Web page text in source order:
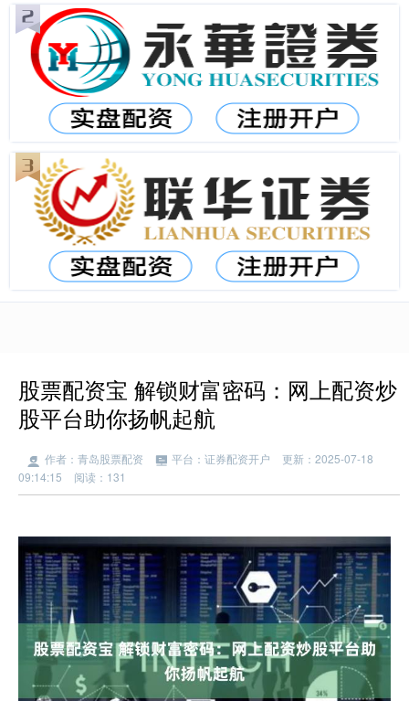
股票配资宝 解锁财富密码：网上配资炒
股平台助你扬帆起航
作者：青岛股票配资 平台：证券配资开户
更新：2025-07-18
09:14:15
阅读：131